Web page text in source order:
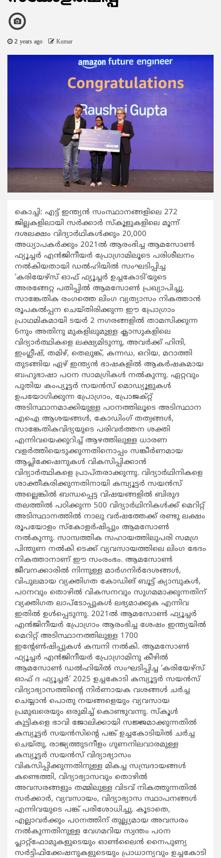
2 years ago Kumar
കൊച്ചി: എട്ട് ഇന്ത്യന്‍ സംസ്ഥാനങ്ങളിലെ 272
ജില്ലകളിലായി സര്‍ക്കാര്‍ സ്കൂളുകളിലെ മൂന്ന്
ദശലക്ഷം വിദ്യാര്‍ഥികള്‍ക്കും 20,000
അധ്യാപകര്‍ക്കും 2021ല്‍ ആരംഭിച്ച ആമസോണ്‍
ഫ്യൂച്ചര്‍ എന്‍ജിനീയര്‍ പ്രോഗ്രാമിലൂടെ പരിശീലനം
നല്‍കിയതായി ഡല്‍ഹിയില്‍ സംഘടിപ്പിച്ച
‘കരിയേഴ്സ് ഓഫ് ഫ്യൂച്ചര്‍ ഉച്ചകോടി’യുടെ
അരങ്ങേറ്റ പതിപ്പില്‍ ആമസോണ്‍ പ്രഖ്യാപിച്ചു.
സാങ്കേതിക രംഗത്തെ ലിംഗ വ്യത്യാസം നികത്താന്‍
രൂപകല്‍പ്പന ചെയ്തിരിക്കുന്ന ഈ പ്രോഗ്രാം
പ്രാഥമികമായി ടയര്‍ 2 നഗരങ്ങളില്‍ താമസിക്കുന്ന
6നും അതിനു മുകളിലുമുള്ള ക്ലാസുകളിലെ
വിദ്യാര്‍ത്ഥികളെ ലക്ഷ്യമിടുന്നു, അവര്‍ക്ക് ഹിന്ദി,
ഇംഗ്ലീഷ്, തമിഴ്, തെലുങ്ക്, കന്നഡ, ഒറിയ, മറാത്തി
തുടങ്ങിയ ഏഴ് ഇന്ത്യന്‍ ഭാഷകളില്‍ ആകര്‍ഷകമായ
ബഹുഭാഷാ പഠന സാമഗ്രികള്‍ നല്‍കുന്നു. ഏറ്റവും
പുതിയ കംപ്യൂട്ടര്‍ സയന്‍സ് മൊഡ്യൂളുകള്‍
ഉപയോഗിക്കുന്ന പ്രോഗ്രാം, പ്രോജക്റ്റ്
അടിസ്ഥാനമാക്കിയുള്ള പഠനത്തിലൂടെ അടിസ്ഥാന
എഐ ആശയങ്ങള്‍, കോഡിംഗ് തത്വങ്ങള്‍,
സാങ്കേതികവിദ്യയുടെ പരിവര്‍ത്തന ശക്തി
എന്നിവയെക്കുറിച്ച് ആഴത്തിലുള്ള ധാരണ
വളര്‍ത്തിയെടുക്കുന്നതിനൊപ്പം സങ്കീര്‍ണമായ
ആപ്ലിക്കേഷനുകള്‍ വികസിപ്പിക്കാന്‍
വിദ്യാര്‍ത്ഥികളെ പ്രാപ്തരാക്കുന്നു. വിദ്യാര്‍ഥിനികളെ
ശാക്തീകരിക്കുന്നതിനായി കമ്പ്യൂട്ടര്‍ സയന്‍സ്
അല്ലെങ്കില്‍ ബന്ധപ്പെട്ട വിഷയങ്ങളില്‍ ബിരുദ
തലത്തില്‍ പഠിക്കുന്ന 500 വിദ്യാര്‍ഥിനികള്‍ക്ക് മെറിറ്റ്
അടിസ്ഥാനത്തില്‍ നാലു വര്‍ഷത്തേക്ക് രണ്ടു ലക്ഷം
രൂപയോളം സ്കോളര്‍ഷിപ്പും ആമസോണ്‍
നല്‍കുന്നു. സാമ്പത്തിക സഹായത്തിലുപരി സമഗ്ര
പിന്തുണ നല്‍കി ടെക്ക് വ്യവസായത്തിലെ ലിംഗ ഭേദം
നികത്താനാണ് ഈ സംരംഭം. ആമസോണ്‍
ജീവനക്കാരില്‍ നിന്നുള്ള മാര്‍ഗനിര്‍ദേശങ്ങള്‍,
വിപുലമായ വ്യക്തിഗത കോഡിങ് ബൂട്ട് ക്യാമ്പുകള്‍,
പഠനവും തൊഴില്‍ വികസനവും സുഗമമാക്കുന്നതിന്
വ്യക്തിഗത ലാപ്ടോപ്പുകള്‍ ലഭ്യമാക്കുക എന്നിവ
ഇതില്‍ ഉള്‍പ്പെടുന്നു. 2021ല്‍ ആമസോണ്‍ ഫ്യൂച്ചര്‍
എന്‍ജിനീയര്‍ പ്രോഗ്രാം ആരംഭിച്ച ശേഷം ഇന്ത്യയില്‍
മെറിറ്റ് അടിസ്ഥാനത്തിലുള്ള 1700
ഇന്‍റേണ്‍ഷിപ്പുകള്‍ കമ്പനി നല്‍കി. ആമസോണ്‍
ഫ്യൂച്ചര്‍ എന്‍ജിനീയര്‍ പ്രോഗ്രാമിനു കീഴില്‍
ആമസോണ്‍ ഡല്‍ഹിയില്‍ സംഘടിപ്പിച്ച ‘കരിയേഴ്സ്
ഓഫ് ദ ഫ്യൂച്ചര്‍’ 2025 ഉച്ചകോടി കമ്പ്യൂട്ടര്‍ സയന്‍സ്
വിദ്യാഭ്യാസത്തിന്‍റെ നിര്‍ണായക വശങ്ങള്‍ ചര്‍ച്ച
ചെയ്യാന്‍ പൊതു നയങ്ങളെയും വ്യവസായ
പ്രമുഖരെയും ഒരുമിച്ച് കൊണ്ടുവന്നു. സ്കൂള്‍
കുട്ടികളെ ഭാവി ജോലിക്കായി സജ്ജമാക്കുന്നതില്‍
കമ്പ്യൂട്ടര്‍ സയന്‍സിന്‍റെ പങ്ക് ഉച്ചകോടിയില്‍ ചര്‍ച്ച
ചെയ്തു, രാജ്യത്തുടനീളം ഗുണനിലവാരമുള്ള
കമ്പ്യൂട്ടര്‍ സയന്‍സ് വിദ്യാഭ്യാസം
വികസിപ്പിക്കുന്നതിനുള്ള മികച്ച സമ്പ്രദായങ്ങള്‍
കണ്ടെത്തി, വിദ്യാഭ്യാസവും തൊഴില്‍
അവസരങ്ങളും തമ്മിലുള്ള വിടവ് നികത്തുന്നതില്‍
സര്‍ക്കാര്‍, വ്യവസായം, വിദ്യാഭ്യാസ സ്ഥാപനങ്ങള്‍
എന്നിവയുടെ പങ്ക് പരിശോധിച്ചു. കൂടാതെ,
എല്ലാവര്‍ക്കും പഠനത്തിന് തുല്ല്യമായ അവസരം
നല്‍കുന്നതിനുള്ള വേഗമറിയ സ്വന്തം പഠന
പ്ലാറ്റ്ഫോമുകളുടെയും ഓണ്‍ലൈന്‍ നൈപുണ്യ
സര്‍ട്ടിഫിക്കേഷനുകളുടെയും പ്രാധാന്യവും ഉച്ചകോടി